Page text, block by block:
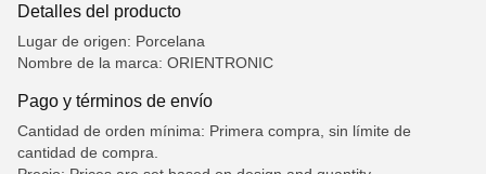
Detalles del producto
Lugar de origen: Porcelana
Nombre de la marca: ORIENTRONIC
Pago y términos de envío
Cantidad de orden mínima: Primera compra, sin límite de
cantidad de compra.